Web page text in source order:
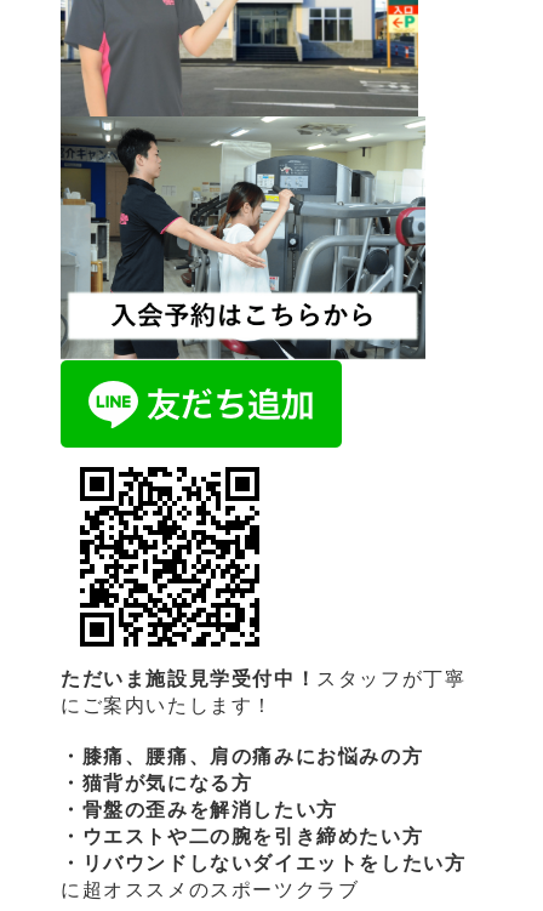
ただいま施設見学受付中！ スタッフが丁寧
にご案内いたします！
・膝痛、腰痛、肩の痛みにお悩みの方
・猫背が気になる方
・骨盤の歪みを解消したい方
・ウエストや二の腕を引き締めたい方
・リバウンドしないダイエットをしたい方
に超オススメのスポーツクラブ